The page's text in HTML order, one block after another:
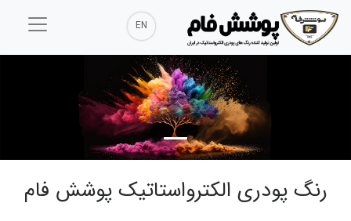
EN
رنگ پودری الکترواستاتیک پوشش فام